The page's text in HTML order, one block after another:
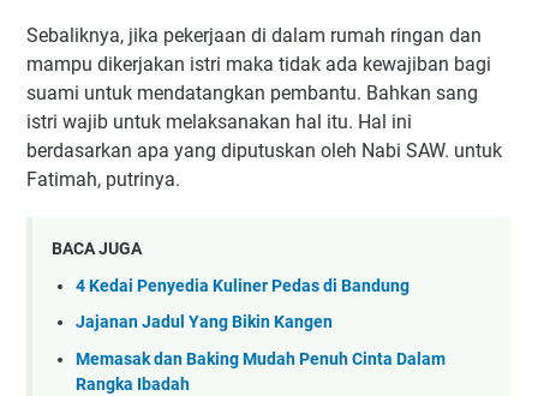
Sebaliknya, jika pekerjaan di dalam rumah ringan dan
mampu dikerjakan istri maka tidak ada kewajiban bagi
suami untuk mendatangkan pembantu. Bahkan sang
istri wajib untuk melaksanakan hal itu. Hal ini
berdasarkan apa yang diputuskan oleh Nabi SAW. untuk
Fatimah, putrinya.
BACA JUGA
4 Kedai Penyedia Kuliner Pedas di Bandung
Jajanan Jadul Yang Bikin Kangen
Memasak dan Baking Mudah Penuh Cinta Dalam
Rangka Ibadah